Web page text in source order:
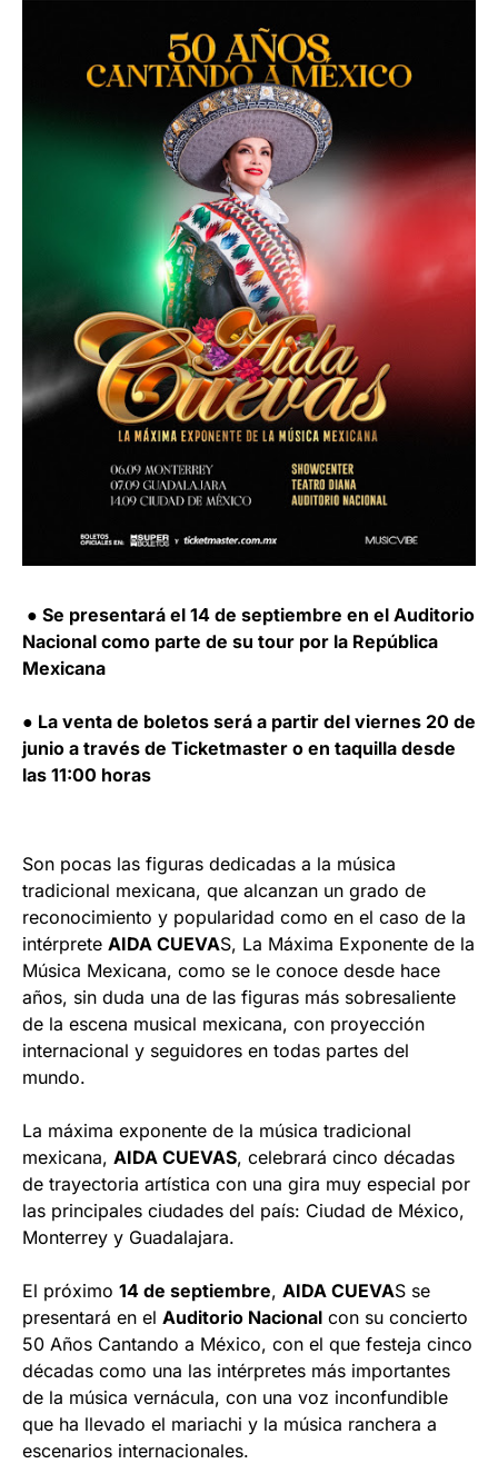
● Se presentará el 14 de septiembre en el Auditorio
Nacional como parte de su tour por la República
Mexicana
● La venta de boletos será a partir del viernes 20 de
junio a través de Ticketmaster o en taquilla desde
las 11:00 horas
Son pocas las figuras dedicadas a la música
tradicional mexicana, que alcanzan un grado de
reconocimiento y popularidad como en el caso de la
intérprete AIDA CUEVAS, La Máxima Exponente de la
Música Mexicana, como se le conoce desde hace
años, sin duda una de las figuras más sobresaliente
de la escena musical mexicana, con proyección
internacional y seguidores en todas partes del
mundo.
La máxima exponente de la música tradicional
mexicana, AIDA CUEVAS, celebrará cinco décadas
de trayectoria artística con una gira muy especial por
las principales ciudades del país: Ciudad de México,
Monterrey y Guadalajara.
El próximo 14 de septiembre, AIDA CUEVAS se
presentará en el Auditorio Nacional con su concierto
50 Años Cantando a México, con el que festeja cinco
décadas como una las intérpretes más importantes
de la música vernácula, con una voz inconfundible
que ha llevado el mariachi y la música ranchera a
escenarios internacionales.